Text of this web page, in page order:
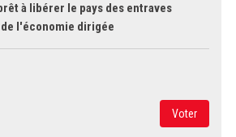
à libérer le pays des entraves
l'économie dirigée
Voter